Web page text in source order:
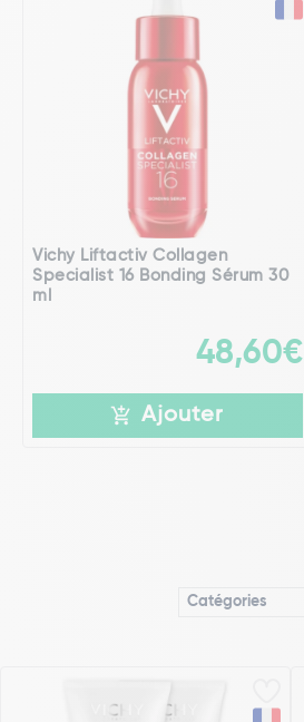
Vichy Liftactiv Collagen
Specialist 16 Bonding Sérum 30
ml
48,60€
Ajouter
Catégories